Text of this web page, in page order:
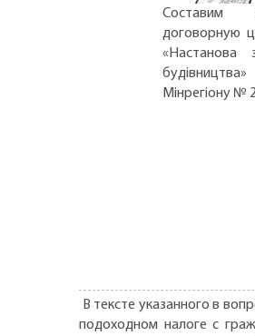
Составим
договорную
«Настанова
Мінрегіону №
В тексте указанного в
подоходном налоге с